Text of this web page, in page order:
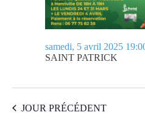
SAINT PATRICK
samedi, 5 avril 2025
JOUR PRÉCÉDENT